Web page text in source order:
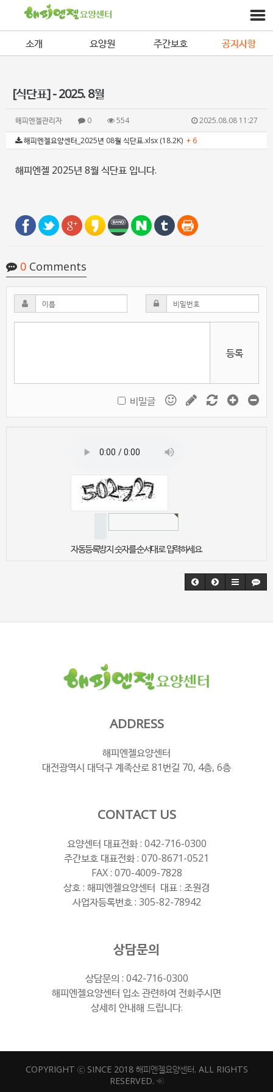
소개 요양원 주간보호 공지사항
[식단표] - 2025. 8월
해피엔젤관리자 0 554
2025.08.08 11:27
해피엔젤요양센터_2025년 08월 식단표.xlsx (18.2K) + 6
해피엔젤 2025년 8월 식단표 입니다.
0 Comments
등록
비밀글
자동등록방지 숫자를 순서대로 입력하세요.
ADDRESS
해피엔젤요양센터
대전광역시 대덕구 계족산로 81번길 70, 4층, 6층
CONTACT US
요양센터 대표전화 : 042-716-0300
주간보호 대표전화 : 070-8671-0521
FAX : 070-4009-7828
상호 : 해피엔젤요양센터 대표 : 조원경
사업자등록번호 : 305-82-78942
상담문의
상담문의 : 042-716-0300
해피엔젤요양센터 입소 관련하여 전화주시면
상세히 안내해 드립니다.
COPYRIGHT ⓒ SINCE 2018 해피엔젤요양센터. ALL RIGHTS
RESERVED.